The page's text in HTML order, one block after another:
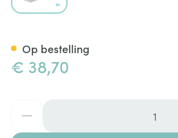
€ 38,70
Op bestelling